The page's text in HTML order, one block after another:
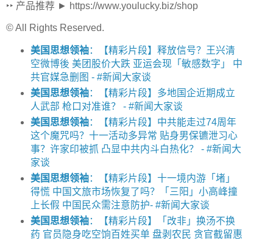
‣‣ 产品推荐 ► https://www.youlucky.biz/shop
© All Rights Reserved.
美国思想领袖：【精彩片段】释放信号？王兴清
空微博後 美团股价大跌 亚运会现「敏感数字」 中
共官媒急删图 - #新闻大家谈
美国思想领袖：【精彩片段】多地国企近期成立
人武部 枪口对准谁？ - #新闻大家谈
美国思想领袖：【精彩片段】中共能走过74周年
这个魔咒吗？十一活动多异常 贴身男保镳泄习心
事？许家印被抓 凸显中共内斗白热化？ - #新闻大
家谈
美国思想领袖：【精彩片段】十一境内游「堵」
得慌 中国文旅市场恢复了吗？「三阳」小高峰撞
上长假 中国民众需注意防护- #新闻大家谈
美国思想领袖：【精彩片段】「改非」换汤不换
药 官员隐身吃空饷百姓买单 盘剥农民 贪官截留惠